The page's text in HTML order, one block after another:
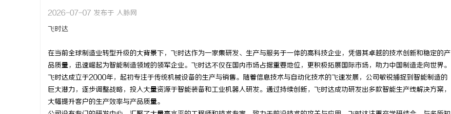
2026-07-07 发布于 人脉网
飞时达
在当前全球制造业转型升级的大背景下，飞时达作为一家集研发、生产与服务于一体的高科技企业，凭借其卓越的技术创新和稳定的产
品质量，迅速崛起为智能制造领域的领军企业。飞时达不仅在国内市场占据重要地位，更积极拓展国际市场，助力中国制造走向世界。
飞时达成立于2000年，起初专注于传统机械设备的生产与销售。随着信息技术与自动化技术的飞速发展，公司敏锐捕捉到智能制造的
巨大潜力，逐步调整战略，投入大量资源于智能装备和工业机器人研发。通过持续创新，飞时达成功研发出多款智能生产线解决方案，
大幅提升客户的生产效率与产品质量。